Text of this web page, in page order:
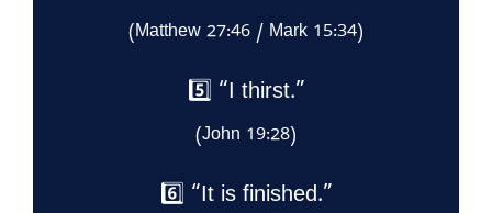
(Matthew 27:46 / Mark 15:34)
5️⃣ “I thirst.”
(John 19:28)
6️⃣ “It is finished.”